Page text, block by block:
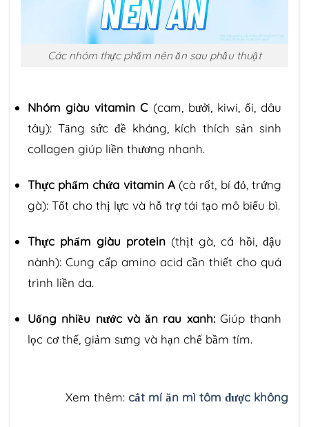
Các nhóm thực phẩm nên ăn sau phẫu thuật
Nhóm giàu vitamin C(cam, bưởi, kiwi, ổi, dâu
tây): Tăng sức đề kháng, kích thích sản sinh
collagen giúp liền thương nhanh.
Thực phẩm chứa vitamin A(cà rốt, bí đỏ, trứng
gà): Tốt cho thị lực và hỗ trợ tái tạo mô biểu bì.
Thực phẩm giàu protein(thịt gà, cá hồi, đậu
nành): Cung cấp amino acid cần thiết cho quá
trình liền da.
Uống nhiều nước và ăn rau xanh:Giúp thanh
lọc cơ thể, giảm sưng và hạn chế bầm tím.
Xem thêm: cắt mí ăn mì tôm được không